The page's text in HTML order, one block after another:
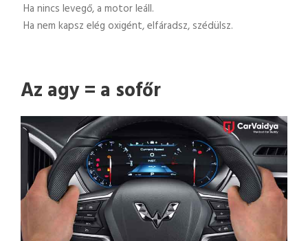
Ha nincs levegő, a motor leáll.
Ha nem kapsz elég oxigént, elfáradsz, szédülsz.
Az agy = a sofőr